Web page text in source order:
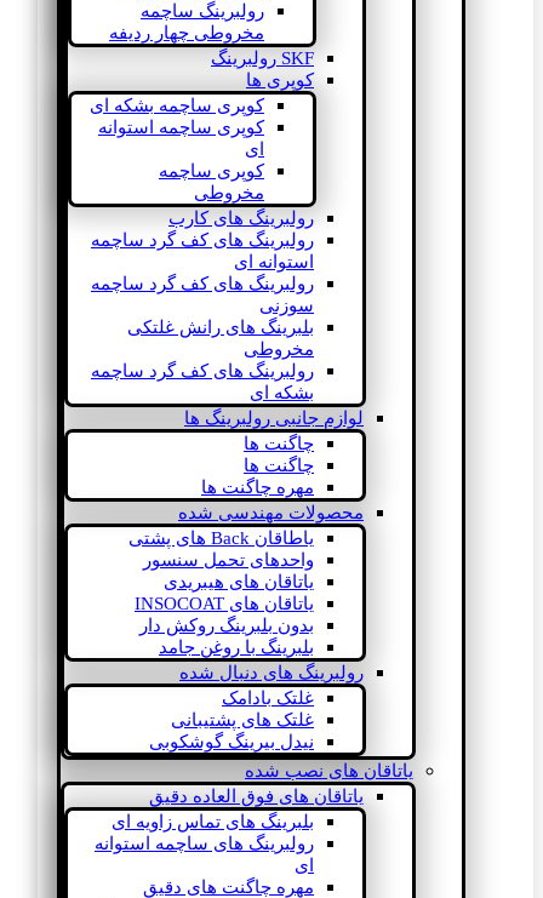
رولبرینگ ساچمه
مخروطی چهار ردیفه
SKF رولبرینگ
کوپری ها
کوپری ساچمه بشکه ای
کوپری ساچمه استوانه
ای
کوپری ساچمه
مخروطی
رولبرینگ های کارب
رولبرینگ های کف گرد ساچمه
استوانه ای
رولبرینگ های کف گرد ساچمه
سوزنی
بلبرینگ های رانش غلتکی
مخروطی
رولبرینگ های کف گرد ساچمه
بشکه ای
لوازم جانبی رولبرینگ ها
چاگنت ها
چاگنت ها
مهره چاگنت ها
محصولات مهندسی شده
یاطاقان Back های پشتی
واحدهای تحمل سنسور
یاتاقان های هیبریدی
یاتاقان های INSOCOAT
بدون بلبرینگ روکش دار
بلبرینگ با روغن جامد
رولبرینگ های دنبال شده
غلتک بادامک
غلتک های پشتیبانی
نیدل بیرینگ گوشکوبی
یاتاقان های نصب شده
یاتاقان های فوق العاده دقیق
بلبرینگ های تماس زاویه ای
رولبرینگ های ساچمه استوانه
ای
مهره چاگنت های دقیق